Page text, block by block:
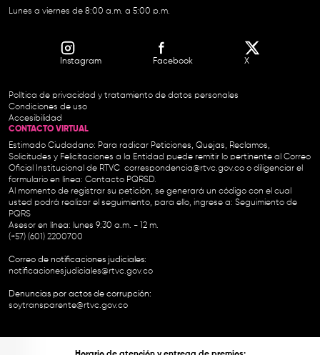
Lunes a viernes de 8:00 a.m. a 5:00 p.m.
Instagram Facebook X
Política de privacidad y tratamiento de datos personales
Condiciones de uso
Accesibilidad
CONTACTO VIRTUAL
Estimado Ciudadano: Para radicar Peticiones, Quejas, Reclamos,
Solicitudes y Felicitaciones a la Entidad puede remitir lo pertinente al Correo
Oficial Institucional de RTVC correspondencia@rtvc.gov.co o diligenciar el
formulario en línea: Contacto PQRSD.
Al momento de registrar su petición, se generará un código con el cual
usted podrá realizar el seguimiento, para ello, ingrese a: Seguimiento de
PQRS
Asesor en línea: lunes 9:30 a.m. - 12 m.
(+57) (601) 2200700
Correo de notificaciones judiciales:
notificacionesjudiciales@rtvc.gov.co
Denuncias por actos de corrupción:
soytransparente@rtvc.gov.co